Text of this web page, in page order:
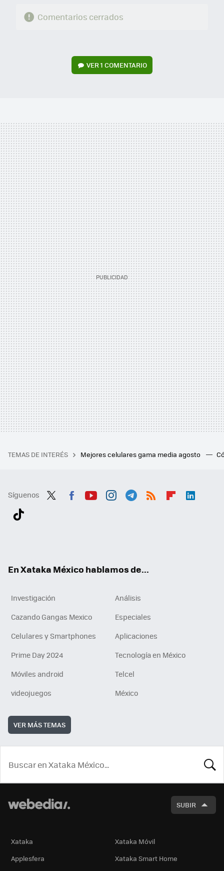
Comentarios cerrados
VER1 COMENTARIO
TEMAS DE INTERÉS Mejores celulares gama media agosto
Síguenos
En Xataka México hablamos de...
Investigación
Análisis
Cazando Gangas Mexico
Especiales
Celulares y Smartphones
Aplicaciones
Prime Day 2024
Tecnología en México
Móviles android
Telcel
videojuegos
México
VER MÁS TEMAS
SUBIR
Xataka
Xataka Móvil
Applesfera
Xataka Smart Home